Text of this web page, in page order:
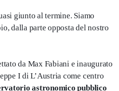
giunto al termine. Siamo
dalla parte opposta del nostro
da Max Fabiani e inaugurato
I di L’Austria come centro
astronomico pubblico